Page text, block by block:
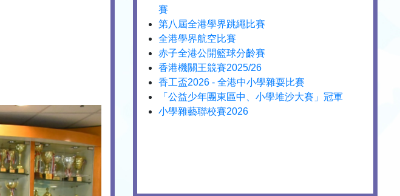
賽
第八屆全港學界跳繩比賽
全港學界航空比賽
赤子全港公開籃球分齡賽
香港機關王競賽2025/26
香工盃2026 - 全港中小學雜耍比賽
「公益少年團東區中、小學堆沙大賽」冠軍
小學雜藝聯校賽2026